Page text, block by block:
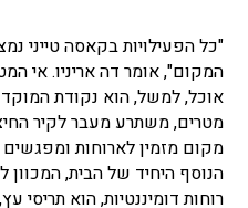
"כל הפעילויות בקאסה
המקום", אומר דה אריניו. אי
מטרים, משתרע מעבר לקיר
מקום מזמין לארוחות
הנוסף היחיד של הבית, המכוון
רוחות דומיננטיות, הוא תריסי